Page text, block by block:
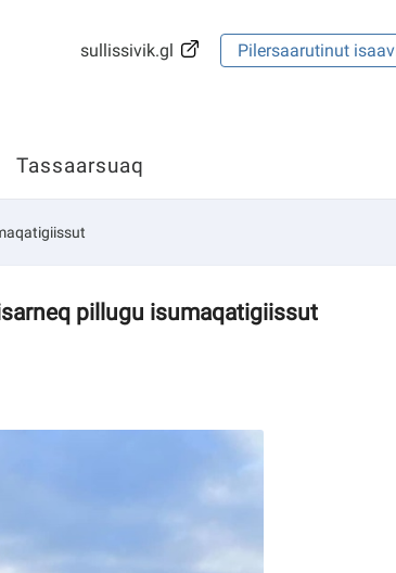
sullissivik.gl Pilersaarutinut
Tassaarsuaq
pillugu isumaqatigiissut